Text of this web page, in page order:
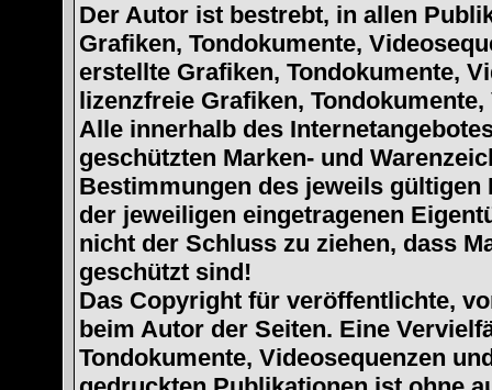
Der Autor ist bestrebt, in allen
Grafiken, Tondokumente,
erstellte Grafiken, Tondokumente,
lizenzfreie Grafiken,
Alle innerhalb des
geschützten Marken- und
Bestimmungen des jeweils
der jeweiligen eingetragenen
nicht der Schluss zu ziehen, dass
geschützt sind!
Das Copyright für veröffentlichte,
beim Autor der Seiten. Eine
Tondokumente, Videosequenzen